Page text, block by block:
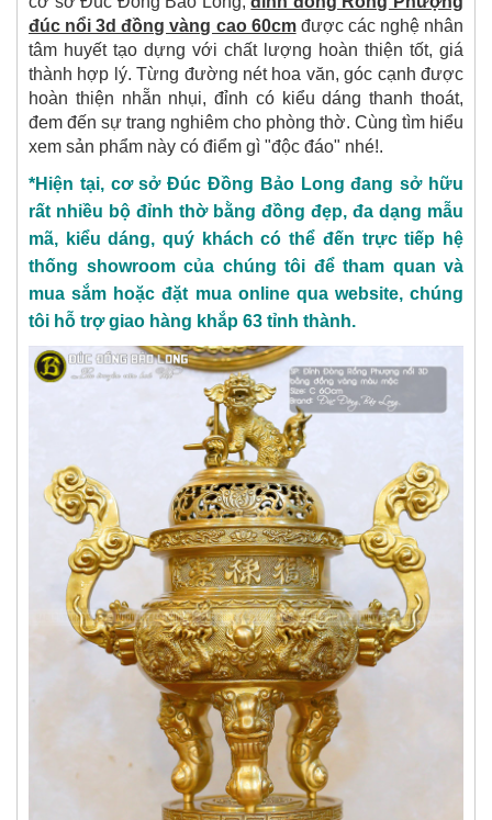
đúc nổi 3d đồng vàng cao 60cmđược các nghệ nhân
tâm huyết tạo dựng với chất lượng hoàn thiện tốt, giá
thành hợp lý. Từng đường nét hoa văn, góc cạnh được
hoàn thiện nhẵn nhụi, đỉnh có kiểu dáng thanh thoát,
đem đến sự trang nghiêm cho phòng thờ. Cùng tìm hiểu
xem sản phẩm này có điểm gì "độc đáo" nhé!.
*Hiện tại, cơ sở Đúc Đồng Bảo Long đang sở hữu
rất nhiều bộ đỉnh thờ bằng đồng đẹp, đa dạng mẫu
mã, kiểu dáng, quý khách có thể đến trực tiếp hệ
thống showroom của chúng tôi để tham quan và
mua sắm hoặc đặt mua online qua website, chúng
tôi hỗ trợ giao hàng khắp 63 tỉnh thành.